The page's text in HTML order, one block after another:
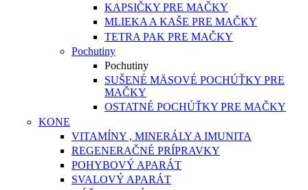
KAPSIČKY PRE MAČKY
MLIEKA A KAŠE PRE MAČKY
TETRA PAK PRE MAČKY
Pochutiny
Pochutiny
SUŠENÉ MÄSOVÉ POCHÚŤKY PRE
MAČKY
OSTATNÉ POCHÚŤKY PRE MAČKY
KONE
VITAMÍNY , MINERÁLY A IMUNITA
REGENERAČNÉ PRÍPRAVKY
POHYBOVÝ APARÁT
SVALOVÝ APARÁT